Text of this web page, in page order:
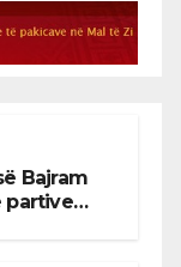
Bajram
partive